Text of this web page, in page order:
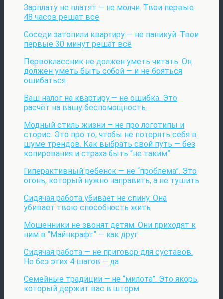
Зарплату не платят — не молчи. Твои первые
48 часов решат всё
Соседи затопили квартиру — не паникуй. Твои
первые 30 минут решат всё
Первоклассник не должен уметь читать. Он
должен уметь быть собой — и не бояться
ошибаться
Ваш налог на квартиру — не ошибка. Это
расчёт на вашу беспомощность
Модный стиль жизни — не про логотипы и
сторис. Это про то, чтобы не потерять себя в
шуме трендов. Как выбрать свой путь — без
копирования и страха быть “не таким”
Гиперактивный ребёнок — не “проблема”. Это
огонь, который нужно направить, а не тушить
Сидячая работа убивает не спину. Она
убивает твою способность жить
Мошенники не звонят детям. Они приходят к
ним в “Майнкрафт” — как друг
Сидячая работа — не приговор для суставов.
Но без этих 4 шагов — да
Семейные традиции — не “милота”. Это якорь,
который держит вас в шторм